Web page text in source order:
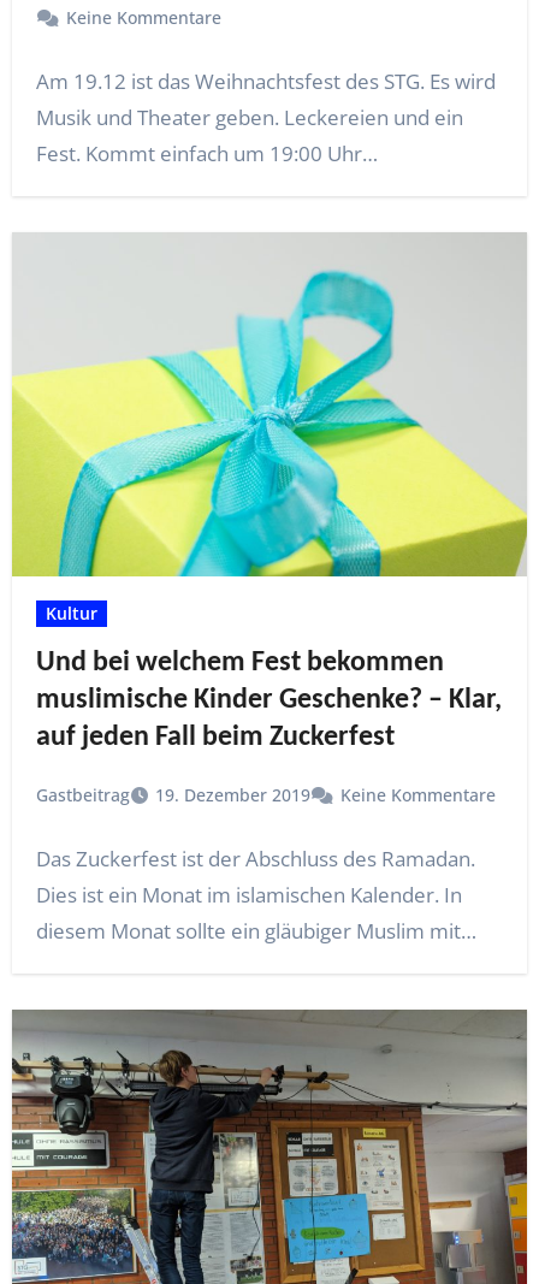
Keine Kommentare
Am 19.12 ist das Weihnachtsfest des STG. Es wird
Musik und Theater geben. Leckereien und ein
Fest. Kommt einfach um 19:00 Uhr…
Kultur
Und bei welchem Fest bekommen
muslimische Kinder Geschenke? – Klar,
auf jeden Fall beim Zuckerfest
Gastbeitrag 19. Dezember 2019 Keine Kommentare
Das Zuckerfest ist der Abschluss des Ramadan.
Dies ist ein Monat im islamischen Kalender. In
diesem Monat sollte ein gläubiger Muslim mit…